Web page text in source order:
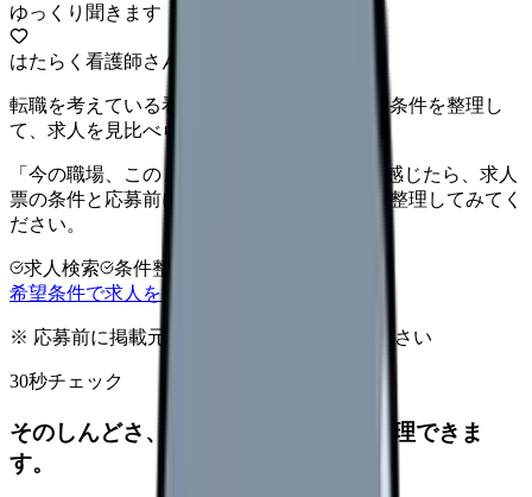
ゆっくり聞きます
はたらく看護師さん 求人
転職を考えている看護師さんへ。まずは希望条件を整理し
て、求人を見比べられます。
「今の職場、このままでいいのかな...」そう感じたら、求人
票の条件と応募前に確認したい不安を分けて整理してみてく
ださい。
求人検索 条件整理
希望条件で求人を探す
※ 応募前に掲載元の最新情報を確認してください
30秒チェック
そのしんどさ、転職すべきサインか整理できま
す。